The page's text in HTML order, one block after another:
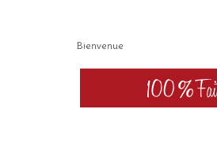
Bienvenue